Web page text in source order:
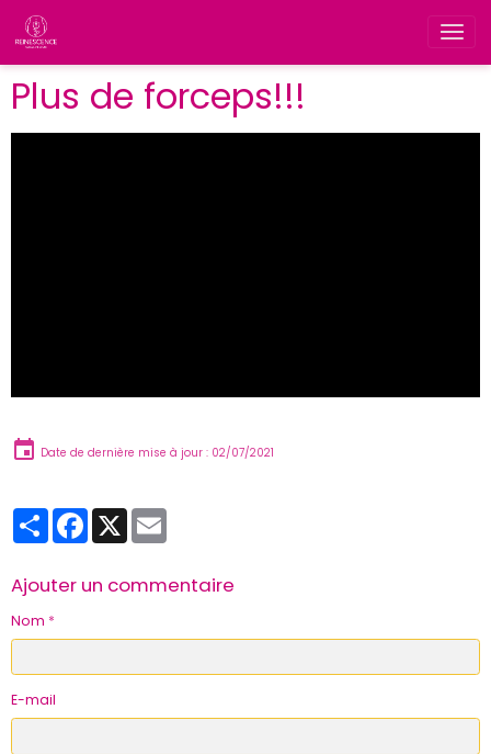
Plus de forceps!!!
Date de dernière mise à jour : 02/07/2021
PartagerFacebook
X
Ajouter un commentaire
Nom
E-mail